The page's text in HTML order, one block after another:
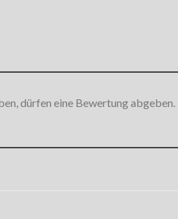
dürfen eine Bewertung abgeben.